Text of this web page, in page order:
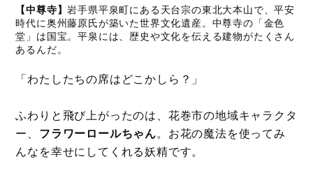
【中尊寺】岩手県平泉町にある天台宗の東北大本山で、平安
時代に奥州藤原氏が築いた世界文化遺産。中尊寺の「金色
堂」は国宝。平泉には、歴史や文化を伝える建物がたくさん
あるんだ。
「わたしたちの席はどこかしら？」
ふわりと飛び上がったのは、花巻市の地域キャラクタ
ー、 フラワーロールちゃん。お花の魔法を使ってみ
んなを幸せにしてくれる妖精です。